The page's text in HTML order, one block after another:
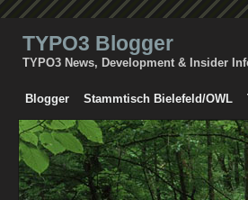
TYPO3 Blogger
TYPO3 News, Development & Insider
Blogger Stammtisch Bielefeld/OWL